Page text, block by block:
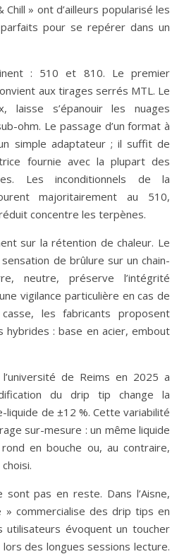
» ont d’ailleurs popularisé les
pour se repérer dans un
: 510 et 810. Le premier
aux tirages serrés MTL. Le
laisse s’épanouir les nuages
ohm. Le passage d’un format à
simple adaptateur ; il suffit de
fournie avec la plupart des
Les inconditionnels de la
majoritairement au 510,
concentre les terpènes.
sur la rétention de chaleur. Le
de brûlure sur un chain-
neutre, préserve l’intégrité
vigilance particulière en cas de
les fabricants proposent
hybrides : base en acier, embout
de Reims en 2025 a
du drip tip change la
liquide de ±12 %. Cette variabilité
sur-mesure : un même liquide
en bouche ou, au contraire,
sont pas en reste. Dans l’Aisne,
» commercialise des drip tips en
utilisateurs évoquent un toucher
des longues sessions lecture.